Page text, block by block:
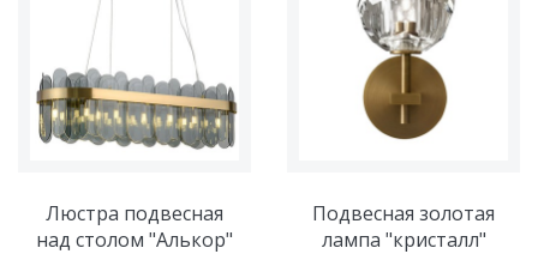
Люстра подвесная
над столом "Алькор"
Подвесная золотая
лампа "кристалл"